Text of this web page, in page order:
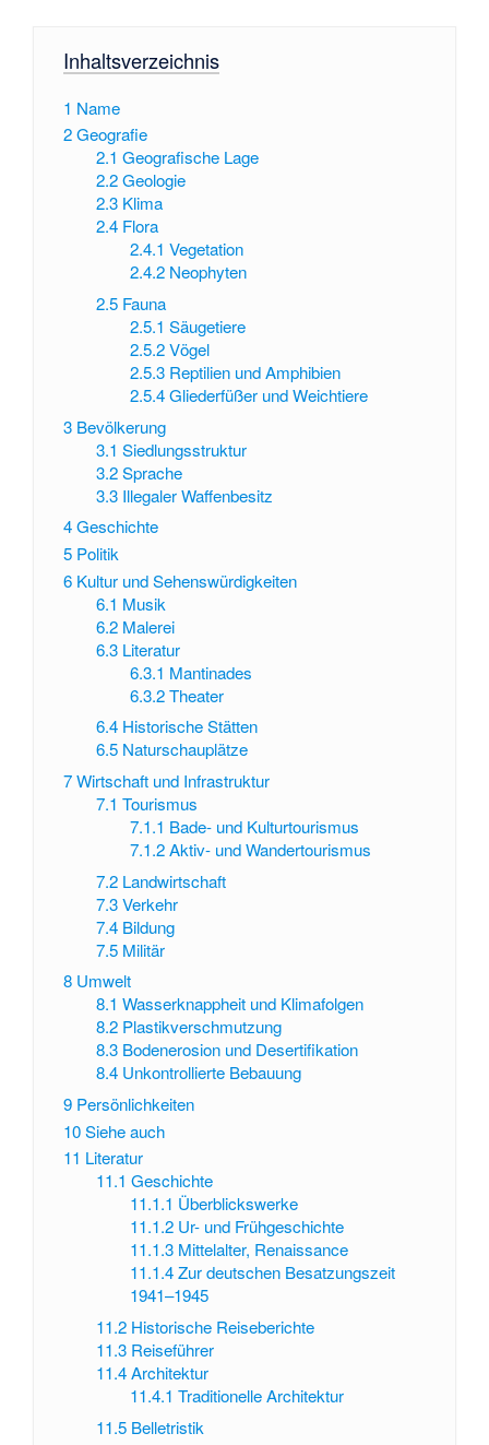
Inhaltsverzeichnis
1 Name
2Geografie
2.1 Geografische Lage
2.2 Geologie
2.3 Klima
2.4 Flora
2.4.1 Vegetation
2.4.2 Neophyten
2.5 Fauna
2.5.1 Säugetiere
2.5.2 Vögel
2.5.3 Reptilien und Amphibien
2.5.4 Gliederfüßer und Weichtiere
3 Bevölkerung
3.1 Siedlungsstruktur
3.2 Sprache
3.3 Illegaler Waffenbesitz
4Geschichte
5 Politik
6 Kultur und Sehenswürdigkeiten
6.1 Musik
6.2 Malerei
6.3 Literatur
6.3.1 Mantinades
6.3.2 Theater
6.4 Historische Stätten
6.5 Naturschauplätze
7Wirtschaft und Infrastruktur
7.1 Tourismus
7.1.1 Bade- und Kulturtourismus
7.1.2 Aktiv- und Wandertourismus
7.2 Landwirtschaft
7.3 Verkehr
7.4 Bildung
7.5 Militär
8 Umwelt
8.1 Wasserknappheit und Klimafolgen
8.2 Plastikverschmutzung
8.3 Bodenerosion und Desertifikation
8.4 Unkontrollierte Bebauung
9 Persönlichkeiten
10Siehe auch
11 Literatur
11.1 Geschichte
11.1.1 Überblickswerke
11.1.2 Ur- und Frühgeschichte
11.1.3 Mittelalter, Renaissance
11.1.4 Zur deutschen Besatzungszeit
1941–1945
11.2 Historische Reiseberichte
11.3 Reiseführer
11.4 Architektur
11.4.1 Traditionelle Architektur
11.5 Belletristik